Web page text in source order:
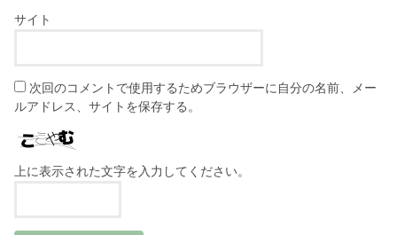
サイト
次回のコメントで使用するためブラウザーに自分の名前、メー
ルアドレス、サイトを保存する。
上に表示された文字を入力してください。